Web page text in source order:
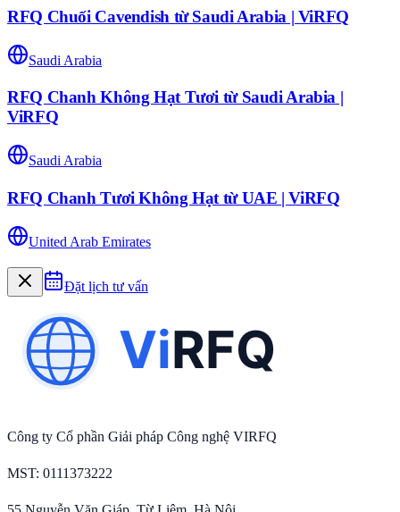
RFQ Chuối Cavendish từ Saudi Arabia | ViRFQ
Saudi Arabia
RFQ Chanh Không Hạt Tươi từ Saudi Arabia |
ViRFQ
Saudi Arabia
RFQ Chanh Tươi Không Hạt từ UAE | ViRFQ
United Arab Emirates
Đặt lịch tư vấn
Công ty Cổ phần Giải pháp Công nghệ VIRFQ
MST: 0111373222